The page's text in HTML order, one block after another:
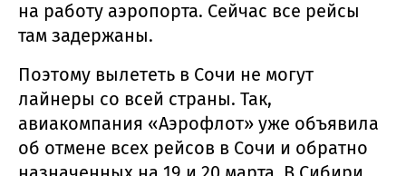
на работу аэропорта. Сейчас все рейсы
там задержаны.
Поэтому вылететь в Сочи не могут
лайнеры со всей страны. Так,
авиакомпания «Аэрофлот» уже объявила
об отмене всех рейсов в Сочи и обратно